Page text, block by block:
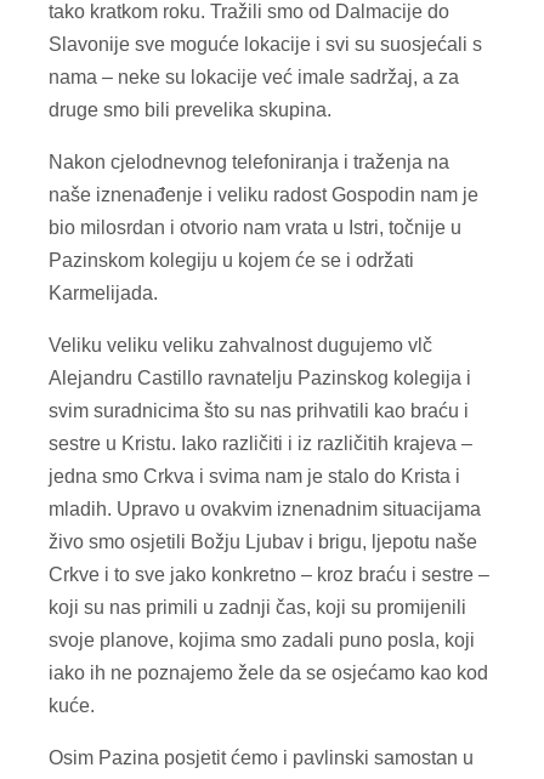
tako kratkom roku. Tražili smo od Dalmacije do
Slavonije sve moguće lokacije i svi su suosjećali s
nama – neke su lokacije već imale sadržaj, a za
druge smo bili prevelika skupina.
Nakon cjelodnevnog telefoniranja i traženja na
naše iznenađenje i veliku radost Gospodin nam je
bio milosrdan i otvorio nam vrata u Istri, točnije u
Pazinskom kolegiju u kojem će se i održati
Karmelijada.
Veliku veliku veliku zahvalnost dugujemo vlč
Alejandru Castillo ravnatelju Pazinskog kolegija i
svim suradnicima što su nas prihvatili kao braću i
sestre u Kristu. Iako različiti i iz različitih krajeva –
jedna smo Crkva i svima nam je stalo do Krista i
mladih. Upravo u ovakvim iznenadnim situacijama
živo smo osjetili Božju Ljubav i brigu, ljepotu naše
Crkve i to sve jako konkretno – kroz braću i sestre –
koji su nas primili u zadnji čas, koji su promijenili
svoje planove, kojima smo zadali puno posla, koji
iako ih ne poznajemo žele da se osjećamo kao kod
kuće.
Osim Pazina posjetit ćemo i pavlinski samostan u